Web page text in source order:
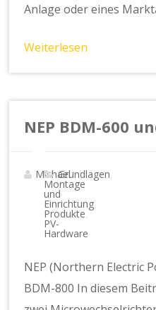
Anlage oder eines
Weiterlesen
NEP BDM-600
MichaelGrundlagen
Montage
und
Einrichtung,
Produkte
PV-
Hardware
NEP (Northern Electric
BDM-800 In diesem